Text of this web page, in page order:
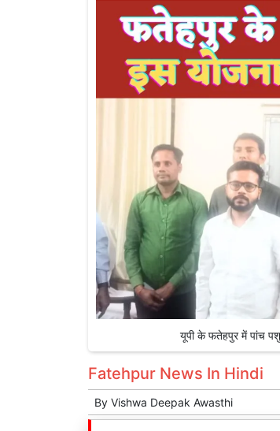
यूपी के फतेहपुर में पांच
Fatehpur News In Hindi
By Vishwa Deepak Awasthi